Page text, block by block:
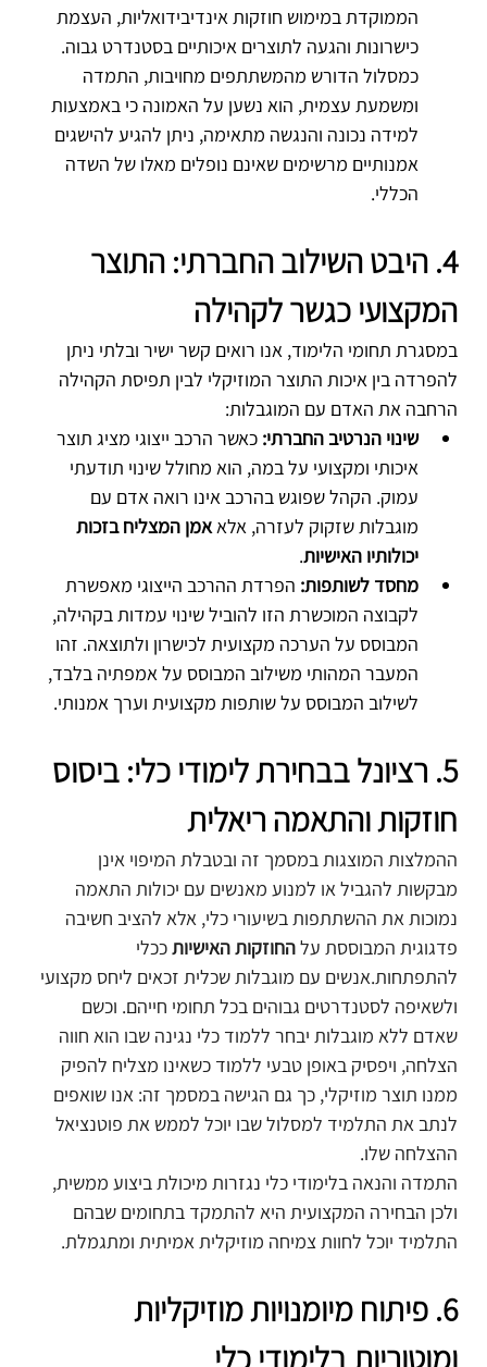
הממוקדת במימוש חוזקות אינדיבידואליות, העצמת
כישרונות והגעה לתוצרים איכותיים בסטנדרט גבוה.
כמסלול הדורש מהמשתתפים מחויבות, התמדה
ומשמעת עצמית, הוא נשען על האמונה כי באמצעות
למידה נכונה והנגשה מתאימה, ניתן להגיע להישגים
אמנותיים מרשימים שאינם נופלים מאלו של השדה
הכללי.
4. היבט השילוב החברתי: התוצר
המקצועי כגשר לקהילה
במסגרת תחומי הלימוד, אנו רואים קשר ישיר ובלתי ניתן
להפרדה בין איכות התוצר המוזיקלי לבין תפיסת הקהילה
הרחבה את האדם עם המוגבלות:
שינוי הנרטיב החברתי: כאשר הרכב ייצוגי מציג תוצר
איכותי ומקצועי על במה, הוא מחולל שינוי תודעתי
עמוק. הקהל שפוגש בהרכב אינו רואה אדם עם
מוגבלות שזקוק לעזרה, אלא אמן המצליח בזכות
יכולותיו האישיות.
מחסד לשותפות: הפרדת ההרכב הייצוגי מאפשרת
לקבוצה המוכשרת הזו להוביל שינוי עמדות בקהילה,
המבוסס על הערכה מקצועית לכישרון ולתוצאה. זהו
המעבר המהותי משילוב המבוסס על אמפתיה בלבד,
לשילוב המבוסס על שותפות מקצועית וערך אמנותי.
5. רציונל בבחירת לימודי כלי: ביסוס
חוזקות והתאמה ריאלית
ההמלצות המוצגות במסמך זה ובטבלת המיפוי אינן
מבקשות להגביל או למנוע מאנשים עם יכולות התאמה
נמוכות את ההשתתפות בשיעורי כלי, אלא להציב חשיבה
פדגוגית המבוססת על החוזקות האישיות ככלי
להתפתחות.אנשים עם מוגבלות שכלית זכאים ליחס מקצועי
ולשאיפה לסטנדרטים גבוהים בכל תחומי חייהם. וכשם
שאדם ללא מוגבלות יבחר ללמוד כלי נגינה שבו הוא חווה
הצלחה, ויפסיק באופן טבעי ללמוד כשאינו מצליח להפיק
ממנו תוצר מוזיקלי, כך גם הגישה במסמך זה: אנו שואפים
לנתב את התלמיד למסלול שבו יוכל לממש את פוטנציאל
ההצלחה שלו.
התמדה והנאה בלימודי כלי נגזרות מיכולת ביצוע ממשית,
ולכן הבחירה המקצועית היא להתמקד בתחומים שבהם
התלמיד יוכל לחוות צמיחה מוזיקלית אמיתית ומתגמלת.
6. פיתוח מיומנויות מוזיקליות